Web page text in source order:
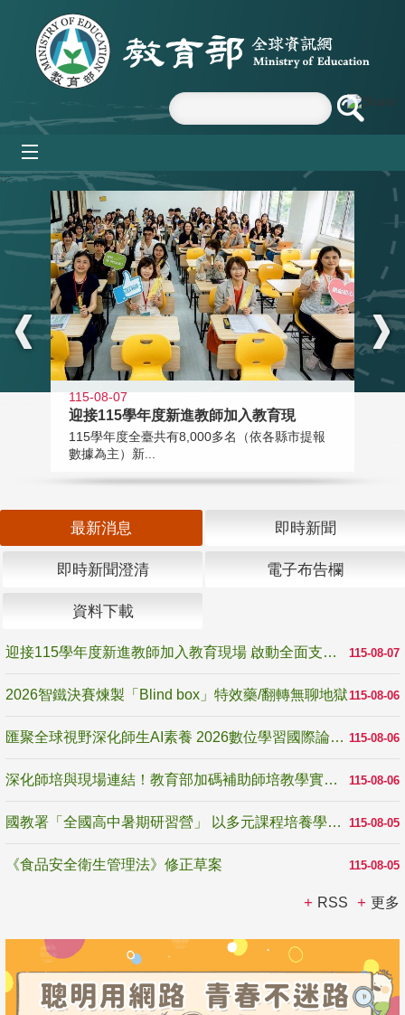
跳到主要內容區塊
:::
115-08-07
迎接115學年度新進教師加入教育現
115學年度全臺共有8,000多名（依各縣市提報
數據為主）新...
最新消息 即時新聞
即時新聞澄清 電子布告欄
資料下載
115-08-07
迎接115學年度新進教師加入教育現場 啟動全面支持陪伴
115-08-06
2026智鐵決賽煉製「Blind box」特效藥/翻轉無聊地獄
115-08-06
匯聚全球視野深化師生AI素養 2026數位學習國際論壇高雄登場
115-08-06
深化師培與現場連結！教育部加碼補助師培教學實踐研究 10月師培國際研討會交流教學實踐經驗
115-08-05
國教署「全國高中暑期研習營」 以多元課程培養學生瞭解誠信專業與倫理價值
115-08-05
《食品安全衛生管理法》修正草案
RSS 更多